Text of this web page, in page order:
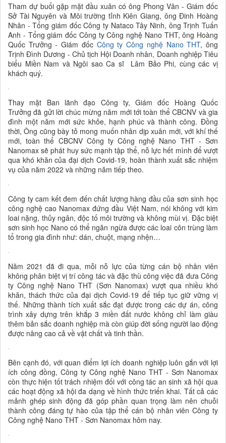
Tham dự buổi gặp mặt đầu xuân có ông Phong Vân - Giám đốc
Sở Tài Nguyên và Môi trường tỉnh Kiên Giang, ông Đinh Hoàng
Nhân - Tổng giám đốc Công ty Nataco Tây Ninh, ông Trịnh Tuấn
Anh - Tổng giám đốc Công ty Công nghệ Nano THT, ông Hoàng
Quốc Trưởng - Giám đốc Công ty Công nghệ Nano THT, ông
Trịnh Đình Dương - Chủ tịch Hội Doanh nhân, Doanh nghiệp Tiêu
biểu Miền Nam và Ngôi sao Ca sĩ Lâm Bảo Phi, cùng các vị
khách quý.
Thay mặt Ban lãnh đạo Công ty, Giám đốc Hoàng Quốc
Trưởng đã gửi lời chúc mừng năm mới tới toàn thể CBCNV và gia
đình một năm mới sức khỏe, hạnh phúc và thành công. Đồng
thời, Ông cũng bày tỏ mong muốn nhân dịp xuân mới, với khí thế
mới, toàn thể CBCNV Công ty Công nghệ Nano THT - Sơn
Nanomax sẽ phát huy sức mạnh tập thể, nỗ lực hết mình để vượt
qua khó khăn của đại dịch Covid-19, hoàn thành xuất sắc nhiệm
vụ của năm 2022 và những năm tiếp theo.
Công ty cam kết đem đến chất lượng hàng đầu của sơn sinh học
công nghệ cao Nanomax đứng đầu Việt Nam, nói không với kim
loai nặng, thủy ngân, độc tố môi trường và không mùi vị. Đặc biệt
sơn sinh học Nano có thể ngăn ngừa được các loai côn trùng làm
tổ trong gia đình như: dán, chuột, mạng nhện…
Năm 2021 đã đi qua, mỗi nỗ lực của từng cán bộ nhân viên
không phân biệt vị trí công tác và đặc thù công việc đã đưa Công
ty Công nghệ Nano THT (Sơn Nanomax) vượt qua nhiều khó
khăn, thách thức của đại dịch Covid-19 để tiếp tục giữ vững vị
thế. Những thành tích xuất sắc đạt được trong các dự án, công
trình xây dựng trên khắp 3 miền đất nước không chỉ làm giàu
thêm bản sắc doanh nghiệp mà còn giúp đời sống người lao động
được nâng cao cả về vật chất và tinh thần.
Bên cạnh đó, với quan điểm lợi ích doanh nghiệp luôn gắn với lợi
ích công đồng, Công ty Công nghệ Nano THT - Sơn Nanomax
còn thực hiện tốt trách nhiệm đối với công tác an sinh xã hội qua
các hoạt động xã hội đa dạng về hình thức triển khai. Tất cả các
mảnh ghép sinh động đã góp phần quan trọng làm nên chuỗi
thành công đáng tự hào của tập thể cán bộ nhân viên Công ty
Công nghệ Nano THT - Sơn Nanomax hôm nay.